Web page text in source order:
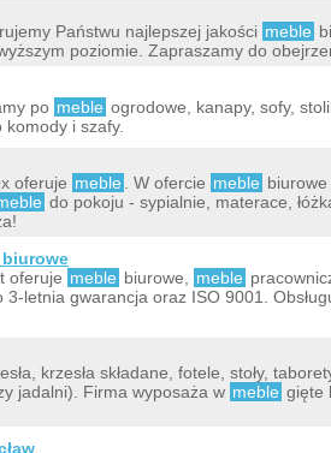
Państwu najlepszej jakości meble
poziomie. Zapraszamy do
po meble ogrodowe, kanapy, sofy,
i szafy.
oferuje meble . W ofercie meble biurowe
do pokoju - sypialnie, materace,
biurowe
oferuje meble biurowe, meble
3-letnia gwarancja oraz ISO 9001.
krzesła składane, fotele, stoły,
jadalni). Firma wyposaża w meble gięte